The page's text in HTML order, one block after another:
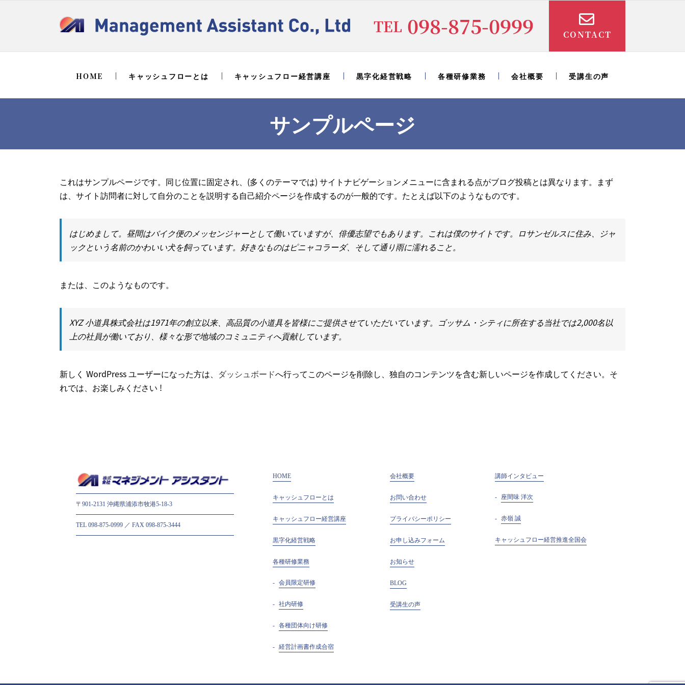
TEL 098-875-0999 CONTACT
HOME キャッシュフローとは キャッシュフロー経営講座 黒字化経営戦略 各種研修業務 会社概要 受講生の声
サンプルページ
これはサンプルページです。同じ位置に固定され、(多くのテーマでは) サイトナビゲーションメニューに含まれる点がブログ投稿とは異なります。まず
は、サイト訪問者に対して自分のことを説明する自己紹介ページを作成するのが一般的です。たとえば以下のようなものです。
はじめまして。昼間はバイク便のメッセンジャーとして働いていますが、俳優志望でもあります。これは僕のサイトです。ロサンゼルスに住み、ジャ
ックという名前のかわいい犬を飼っています。好きなものはピニャコラーダ、そして通り雨に濡れること。
または、このようなものです。
XYZ 小道具株式会社は1971年の創立以来、高品質の小道具を皆様にご提供させていただいています。ゴッサム・シティに所在する当社では2,000名以
上の社員が働いており、様々な形で地域のコミュニティへ貢献しています。
新しく WordPress ユーザーになった方は、 ダッシュボードへ行ってこのページを削除し、独自のコンテンツを含む新しいページを作成してください。そ
れでは、お楽しみください !
〒901-2131 沖縄県浦添市牧港5-18-3
TEL 098-875-0999 ／ FAX 098-875-3444
HOME
キャッシュフローとは
キャッシュフロー経営講座
黒字化経営戦略
各種研修業務
会員限定研修
社内研修
各種団体向け研修
経営計画書作成合宿
会社概要
お問い合わせ
プライバシーポリシー
お申し込みフォーム
お知らせ
BLOG
受講生の声
講師インタビュー
座間味 洋次
赤嶺 誠
キャッシュフロー経営推進全国会